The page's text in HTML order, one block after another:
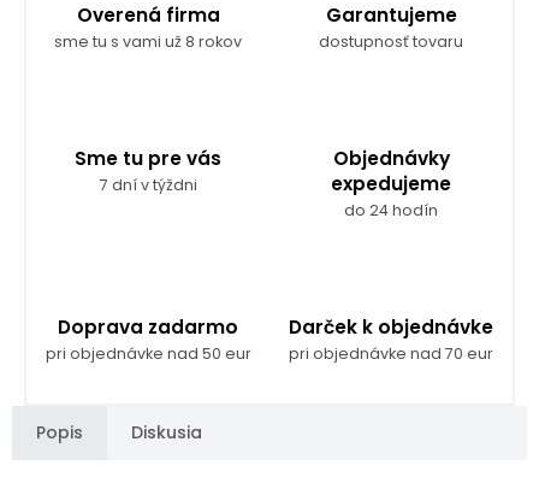
Overená firma
sme tu s vami už 8 rokov
Garantujeme
dostupnosť tovaru
Sme tu pre vás
7 dní v týždni
Objednávky
expedujeme
do 24 hodín
Doprava zadarmo
pri objednávke nad 50 eur
Darček k objednávke
pri objednávke nad 70 eur
Popis Diskusia